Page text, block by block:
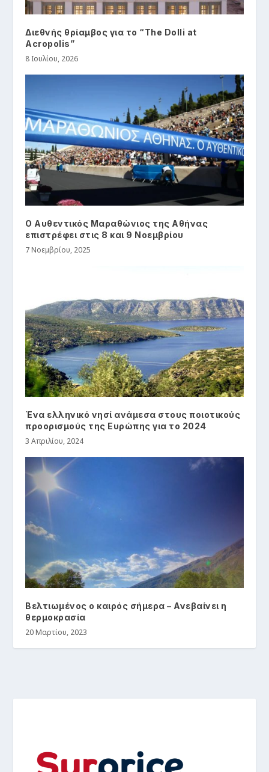
Διεθνής θρίαμβος για το “The Dolli at
Acropolis”
8 Ιουλίου, 2026
Ο Αυθεντικός Μαραθώνιος της Αθήνας
επιστρέφει στις 8 και 9 Νοεμβρίου
7 Νοεμβρίου, 2025
Ένα ελληνικό νησί ανάμεσα στους ποιοτικούς
προορισμούς της Ευρώπης για το 2024
3 Απριλίου, 2024
Βελτιωμένος ο καιρός σήμερα – Ανεβαίνει η
θερμοκρασία
20 Μαρτίου, 2023